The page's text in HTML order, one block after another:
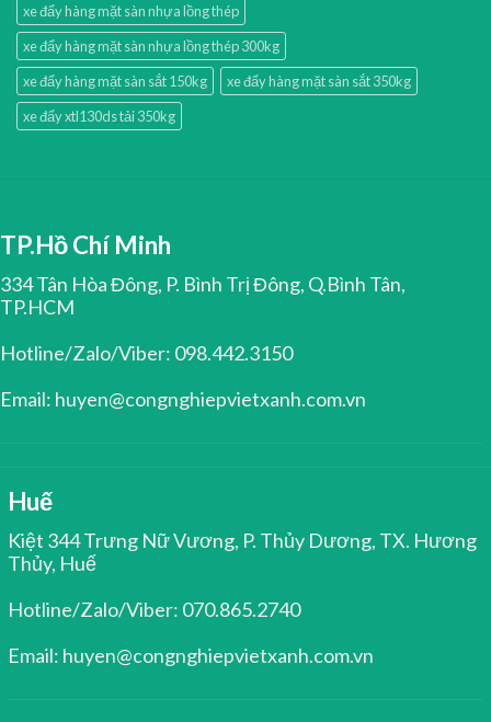
xe đẩy hàng mặt sàn nhựa lồng thép
xe đẩy hàng mặt sàn nhựa lồng thép 300kg
xe đẩy hàng mặt sàn sắt 150kg
xe đẩy hàng mặt sàn sắt 350kg
xe đẩy xtl130ds tải 350kg
TP.Hồ Chí Minh
334 Tân Hòa Đông, P. Bình Trị Đông, Q.Bình Tân,
TP.HCM
Hotline/Zalo/Viber: 098.442.3150
Email: huyen@congnghiepvietxanh.com.vn
Huế
Kiệt 344 Trưng Nữ Vương, P. Thủy Dương, TX. Hương
Thủy, Huế
Hotline/Zalo/Viber: 070.865.2740
Email: huyen@congnghiepvietxanh.com.vn